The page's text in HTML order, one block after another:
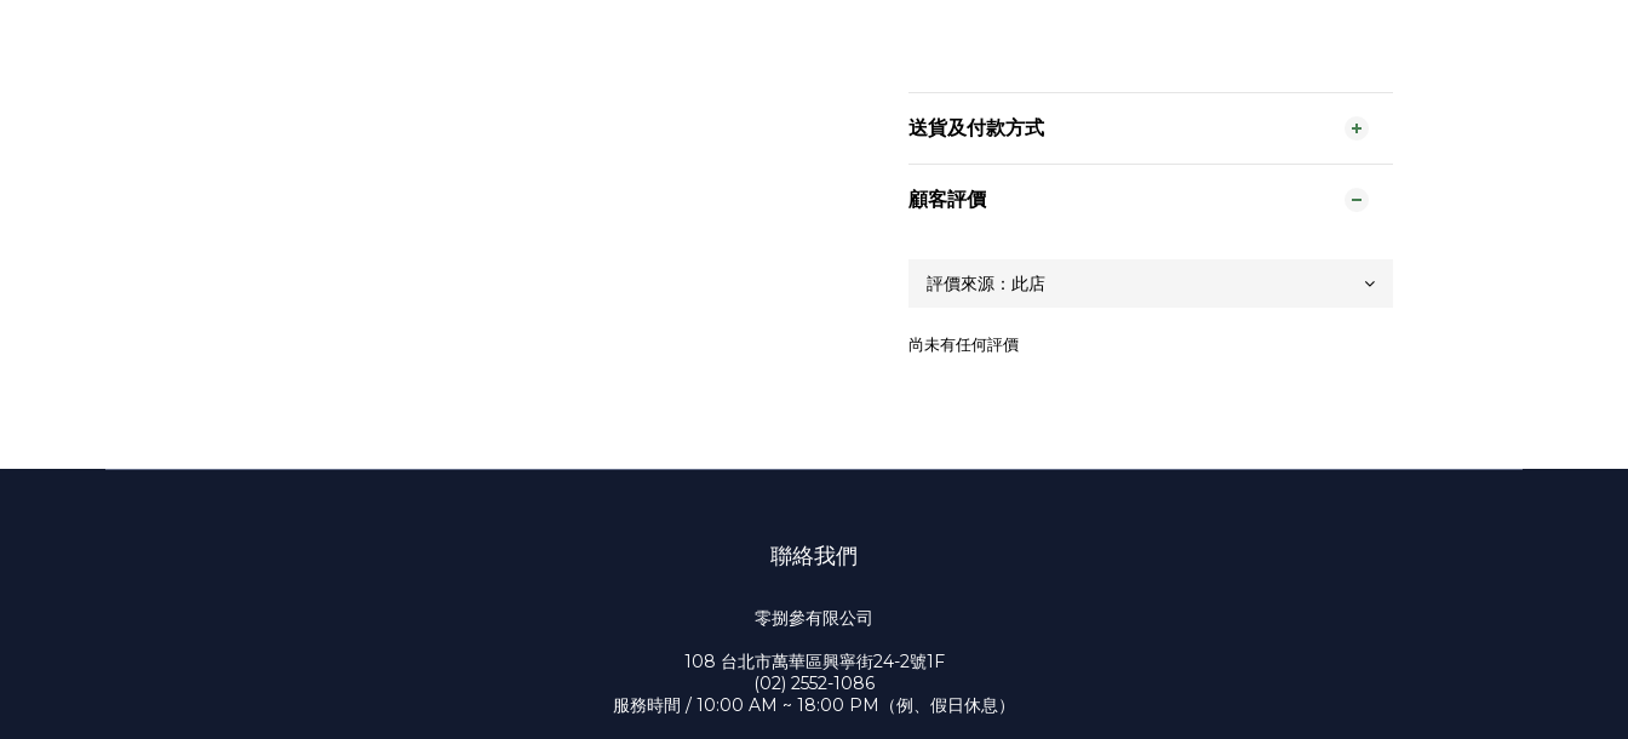
送貨及付款方式
顧客評價
尚未有任何評價
聯絡我們
零捌參有限公司
108 台北市萬華區興寧街24-2號1F
(02) 2552-1086
服務時間 / 10:00 AM ~ 18:00 PM（例、假日休息）